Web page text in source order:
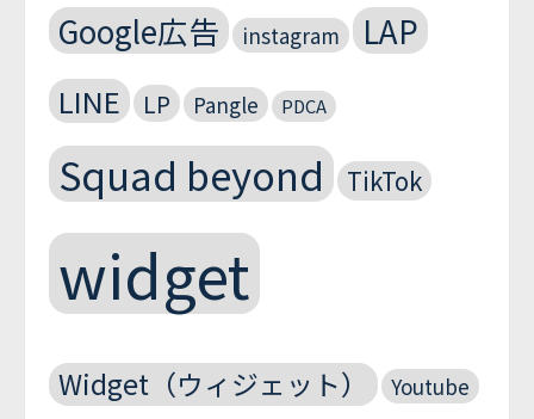
Google広告 instagram LAP
LINE LP Pangle PDCA
Squad beyond TikTok
widget
Widget（ウィジェット）
Youtube